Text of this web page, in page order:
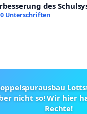
des
Unterschriften
nicht so! Wir hier
Rechte!